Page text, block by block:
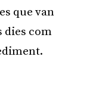
que van
dies com